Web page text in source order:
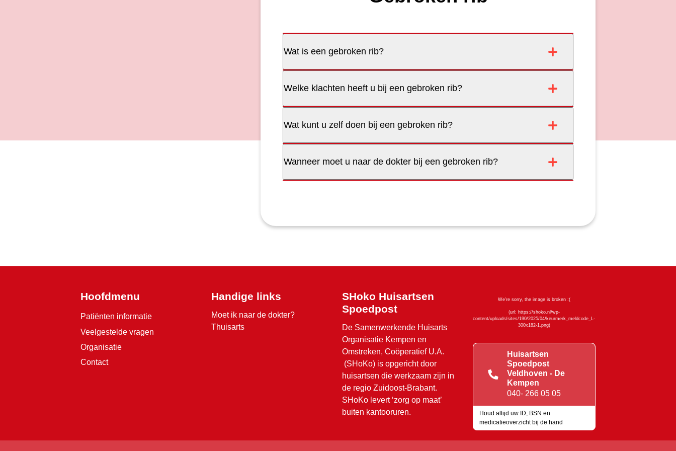
Wat is een gebroken rib?
Welke klachten heeft u bij een gebroken rib?
Wat kunt u zelf doen bij een gebroken rib?
Wanneer moet u naar de dokter bij een gebroken rib?
Hoofdmenu
Patiënten informatie
Veelgestelde vragen
Organisatie
Contact
Handige links
Moet ik naar de dokter?
Thuisarts
SHoko Huisartsen
Spoedpost
De Samenwerkende Huisarts
Organisatie Kempen en
Omstreken, Coöperatief U.A.
(SHoKo) is opgericht door
huisartsen die werkzaam zijn in
de regio Zuidoost-Brabant.
SHoKo levert ‘zorg op maat’
buiten kantooruren.
Huisartsen
Spoedpost
Veldhoven - De
Kempen
040- 266 05 05
Houd altijd uw ID, BSN en
medicatieoverzicht bij de hand